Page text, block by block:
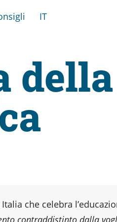
IT
della
che celebra
contraddistinto dalla